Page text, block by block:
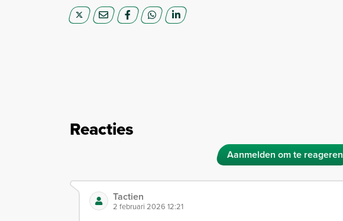
Reacties
Aanmelden om te reageren
Tactien
2 februari 2026 12:21